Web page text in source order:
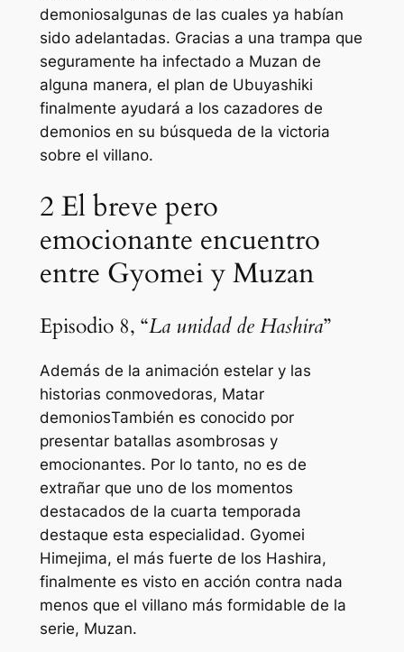
demoniosalgunas de las cuales ya habían
sido adelantadas. Gracias a una trampa que
seguramente ha infectado a Muzan de
alguna manera, el plan de Ubuyashiki
finalmente ayudará a los cazadores de
demonios en su búsqueda de la victoria
sobre el villano.
2 El breve pero
emocionante encuentro
entre Gyomei y Muzan
Episodio 8, “La unidad de Hashira”
Además de la animación estelar y las
historias conmovedoras, Matar
demoniosTambién es conocido por
presentar batallas asombrosas y
emocionantes. Por lo tanto, no es de
extrañar que uno de los momentos
destacados de la cuarta temporada
destaque esta especialidad. Gyomei
Himejima, el más fuerte de los Hashira,
finalmente es visto en acción contra nada
menos que el villano más formidable de la
serie, Muzan.